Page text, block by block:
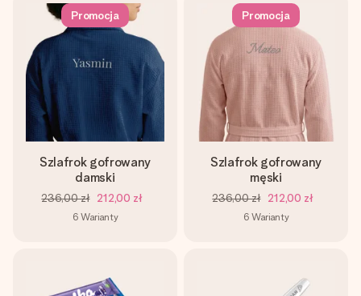
Promocja
Szlafrok gofrowany
damski
236,00 zł 212,00 zł
6 Warianty
Promocja
Szlafrok gofrowany
męski
236,00 zł 212,00 zł
6 Warianty